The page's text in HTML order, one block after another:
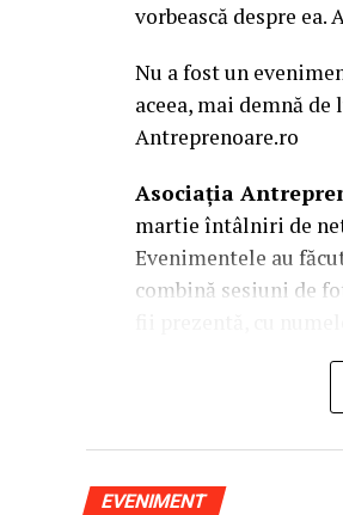
vorbească despre
Nu a fost un
aceea, mai demnă
Antreprenoare.ro
Asociația
martie întâlniri de
Evenimentele au
combină sesiuni de
La Cluj-Napoca,
vânzări în spate și o
portret de 15 ani.
EVENIMENT